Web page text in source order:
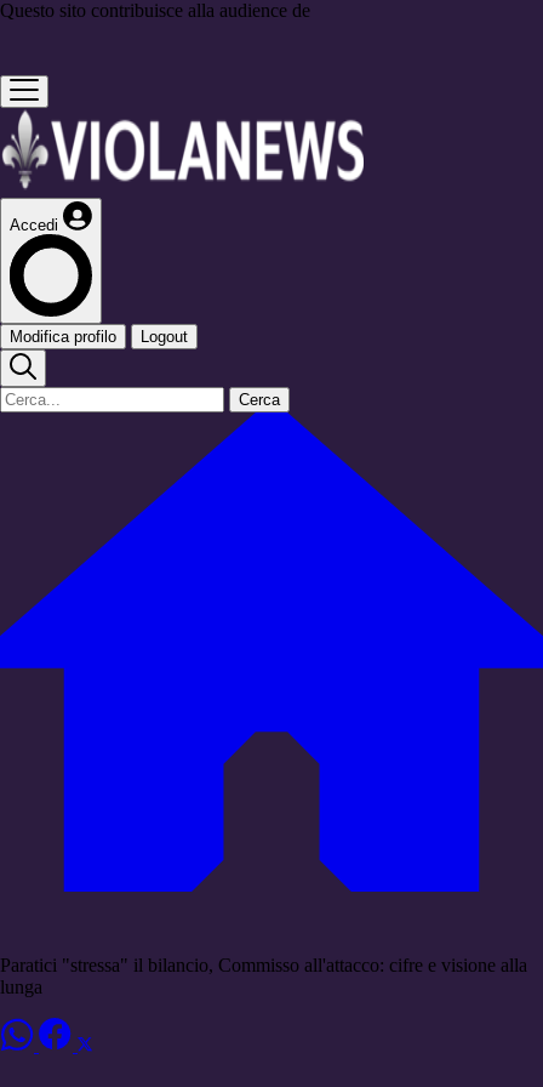
Questo sito contribuisce alla audience de
Accedi
Modifica profilo Logout
Cerca
Paratici "stressa" il bilancio, Commisso all'attacco: cifre e visione alla
lunga